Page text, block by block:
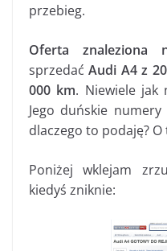
przebieg.
Oferta znaleziona
sprzedaćAudi A4 z
000 km. Niewiele
Jego duńskie
dlaczego to podaję?
Poniżej wklejam
kiedyś zniknie: